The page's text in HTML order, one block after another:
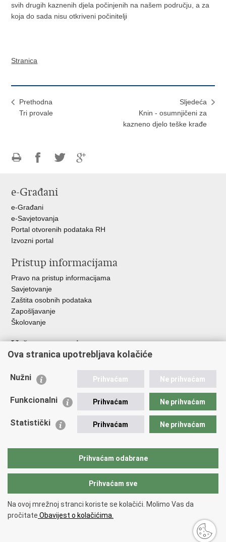
svih drugih kaznenih djela počinjenih na našem području, a za
koja do sada nisu otkriveni počinitelji
Stranica
Prethodna
Tri provale
Sljedeća
Knin - osumnjičeni za
kazneno djelo teške krađe
FacebookuTwitteru
e-Građani
e-Građani
e-Savjetovanja
Portal otvorenih podataka RH
Izvozni portal
Pristup informacijama
Pravo na pristup informacijama
Savjetovanje
Zaštita osobnih podataka
Zapošljavanje
Školovanje
Važne poveznice
Ministarstvo unutarnjih poslova
Udruge
Policijska akademija
Zaklada policijske solidarnosti
Vučetić"
Copyright © 2026 Policijska uprava šibensko-kninska.
Izjava o pristupačnosti.
Ova stranica upotrebljava kolačiće
Nužni Prihvaćam Ne prihvaćam
Funkcionalni Prihvaćam Ne prihvaćam
Statistički Prihvaćam Ne prihvaćam
Prihvaćam odabrane
Prihvaćam sve
Na ovoj mrežnoj stranci koriste se kolačići. Molimo Vas da
pročitate Obavijest o kolačićima.